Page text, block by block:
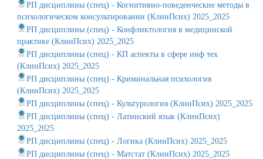
РП дисциплины (спец) - Когнитивно-поведенческие методы в
психологическом консультировании (КлинПсих) 2025_2025
РП дисциплины (спец) - Конфликтология в медицинской
практике (КлинПсих) 2025_2025
РП дисциплины (спец) - КП аспекты в сфере инф тех
(КлинПсих) 2025_2025
РП дисциплины (спец) - Криминальная психология
(КлинПсих) 2025_2025
РП дисциплины (спец) - Культурология (КлинПсих) 2025_2025
РП дисциплины (спец) - Латинский язык (КлинПсих)
2025_2025
РП дисциплины (спец) - Логика (КлинПсих) 2025_2025
РП дисциплины (спец) - Матстат (КлинПсих) 2025_2025